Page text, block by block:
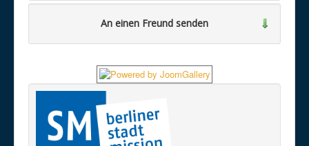
An einen Freund senden